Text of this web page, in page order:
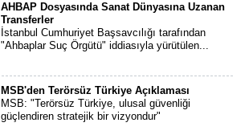
AHBAP Dosyasında Sanat Dünyasına Uzanan
Transferler
İstanbul Cumhuriyet Başsavcılığı tarafından
"Ahbaplar Suç Örgütü" iddiasıyla yürütülen...
MSB'den Terörsüz Türkiye Açıklaması
MSB: "Terörsüz Türkiye, ulusal güvenliği
güçlendiren stratejik bir vizyondur"